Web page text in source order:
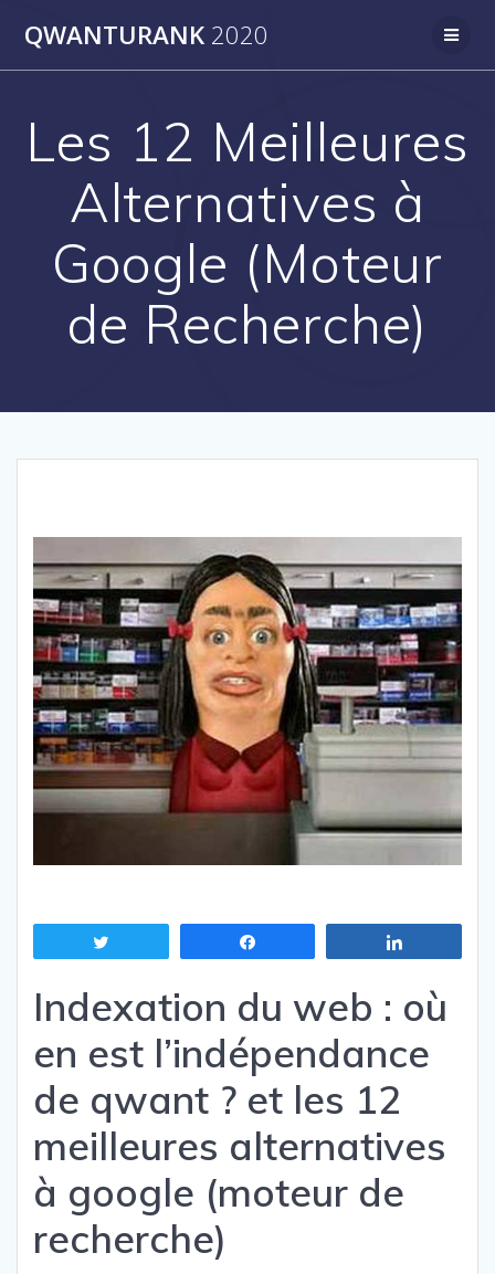
to
QWANTURANK 2020
Les 12 Meilleures
Alternatives à
Google (Moteur
de Recherche)
Indexation du web : où
en est l’indépendance
de qwant ? et les 12
meilleures alternatives
à google (moteur de
recherche)